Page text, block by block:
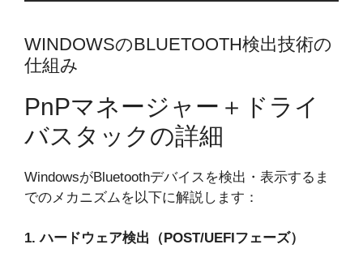
WINDOWSのBLUETOOTH検出技術の
仕組み
PnPマネージャー＋ドライ
バスタックの詳細
WindowsがBluetoothデバイスを検出・表示するま
でのメカニズムを以下に解説します：
1. ハードウェア検出（POST/UEFIフェーズ）